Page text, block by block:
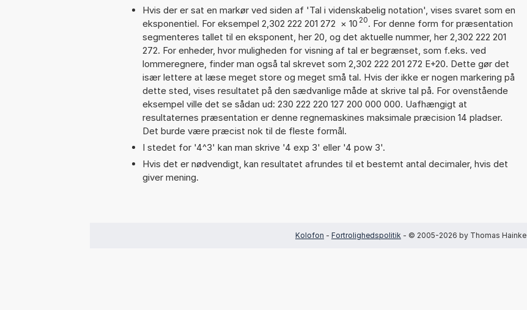
Hvis der er sat en markør ved siden af 'Tal i videnskabelig notation', vises svaret som en
eksponentiel. For eksempel 2,302 222 201 272 × 10 20. For denne form for præsentation
segmenteres tallet til en eksponent, her 20, og det aktuelle nummer, her 2,302 222 201
272. For enheder, hvor muligheden for visning af tal er begrænset, som f.eks. ved
lommeregnere, finder man også tal skrevet som 2,302 222 201 272 E+20. Dette gør det
især lettere at læse meget store og meget små tal. Hvis der ikke er nogen markering på
dette sted, vises resultatet på den sædvanlige måde at skrive tal på. For ovenstående
eksempel ville det se sådan ud: 230 222 220 127 200 000 000. Uafhængigt at
resultaternes præsentation er denne regnemaskines maksimale præcision 14 pladser.
Det burde være præcist nok til de fleste formål.
I stedet for '4^3' kan man skrive '4 exp 3' eller '4 pow 3'.
Hvis det er nødvendigt, kan resultatet afrundes til et bestemt antal decimaler, hvis det
giver mening.
Kolofon - Fortrolighedspolitik - © 2005-2026 by Thomas Hainke